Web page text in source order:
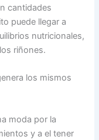
cantidades
puede llegar a
nutricionales,
riñones.
los mismos
moda por la
y a el tener